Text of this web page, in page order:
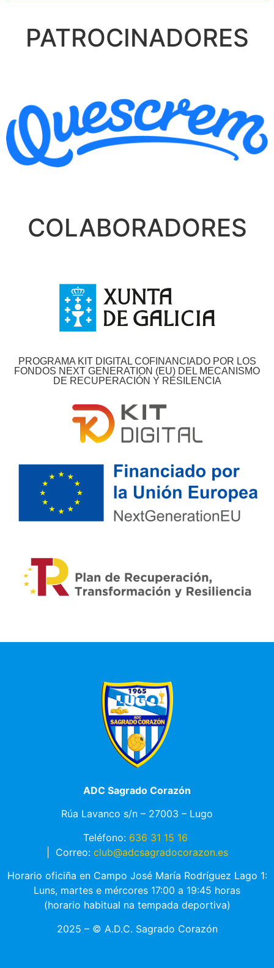
PATROCINADORES
COLABORADORES
PROGRAMA KIT DIGITAL COFINANCIADO POR LOS
FONDOS NEXT GENERATION (EU) DEL MECANISMO
DE RECUPERACIÓN Y RESILENCIA
ADC Sagrado Corazón
Rúa Lavanco s/n – 27003 – Lugo
Teléfono: 636 31 15 16
Correo: club@adcsagradocorazon.es
Horario oficiña en Campo José María Rodríguez Lago 1:
Luns, martes e mércores 17:00 a 19:45 horas
(horario habitual na tempada deportiva)
2025 – © A.D.C. Sagrado Corazón